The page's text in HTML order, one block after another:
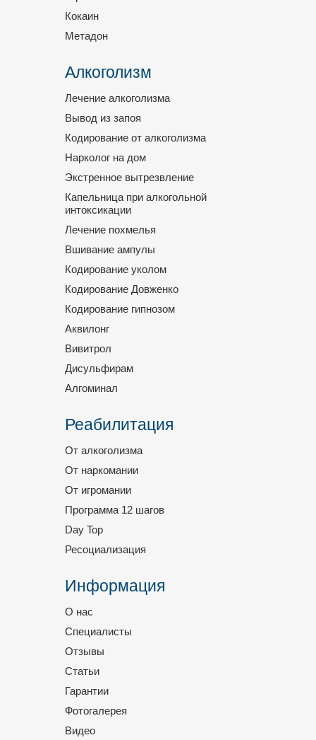
Кокаин
Метадон
Алкоголизм
Лечение алкоголизма
Вывод из запоя
Кодирование от алкоголизма
Нарколог на дом
Экстренное вытрезвление
Капельница при алкогольной
интоксикации
Лечение похмелья
Вшивание ампулы
Кодирование уколом
Кодирование Довженко
Кодирование гипнозом
Аквилонг
Вивитрол
Дисульфирам
Алгоминал
Реабилитация
От алкоголизма
От наркомании
От игромании
Программа 12 шагов
Day Top
Ресоциализация
Информация
О нас
Специалисты
Отзывы
Статьи
Гарантии
Фотогалерея
Видео